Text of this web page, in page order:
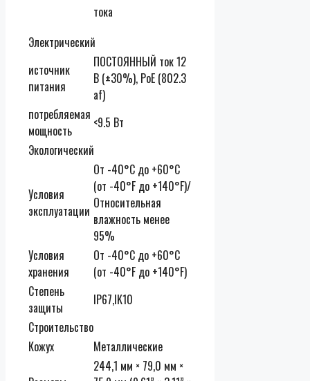
тока
Электрический
источник
питания
ПОСТОЯННЫЙ ток 12
В (±30%), PoE (802.3
af)
потребляемая
мощность
<9.5 Вт
Экологический
Условия
эксплуатации
От -40°C до +60°C
(от -40°F до +140°F)/
Относительная
влажность менее
95%
Условия
хранения
От -40°C до +60°C
(от -40°F до +140°F)
Степень
защиты
IP67,IK10
Строительство
Кожух
Металлические
244,1 мм × 79,0 мм ×